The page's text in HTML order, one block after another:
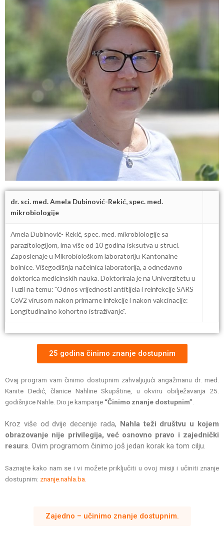
dr. sci. med. Amela Dubinović-Rekić, spec. med.
mikrobiologije
Amela Dubinović- Rekić, spec. med. mikrobiologije sa
parazitologijom, ima više od 10 godina isksutva u struci.
Zaposlenaje u Mikrobiološkom laboratoriju Kantonalne
bolnice. Višegodišnja načelnica laboratorija, a odnedavno
doktorica medicinskih nauka. Doktorirala je na Univerzitetu u
Tuzli na temu: "Odnos vrijednosti antitijela i reinfekcije SARS
CoV2 virusom nakon primarne infekcije i nakon vakcinacije:
Longitudinalno kohortno istraživanje".
25 godina činimo znanje dostupnim
Ovaj program vam činimo dostupnim zahvaljujući angažmanu dr. med.
Kanite Dedić, članice Nahline Skupštine, u okviru obilježavanja 25.
godišnjice Nahle. Dio je kampanje “Činimo znanje dostupnim”
Kroz više od dvije decenije rada, Nahla teži društvu u kojem
obrazovanje nije privilegija, već osnovno pravo i zajednički
resurs. Ovim programom činimo još jedan korak ka tom cilju.
Saznajte kako nam se i vi možete priključiti u ovoj misiji i učiniti znanje
dostupnim: znanje.nahla.ba.
Zajedno – učinimo znanje dostupnim.